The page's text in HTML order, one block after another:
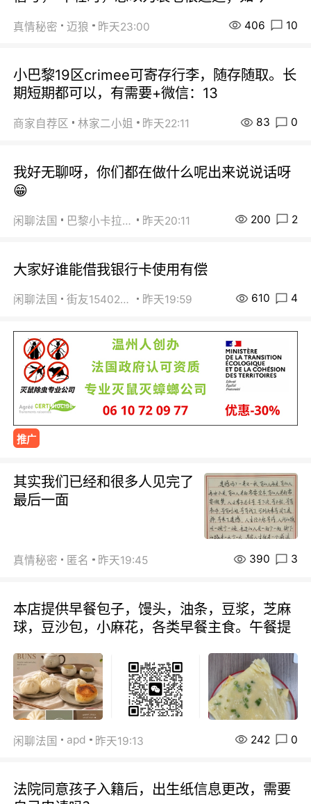
真情秘密 迈狼 昨天23:00 406 10
小巴黎19区crimee可寄存行李，随存随取。长
期短期都可以，有需要+微信：13
商家自荐区 林家二小姐 昨天22:11 83 0
我好无聊呀，你们都在做什么呢出来说说话呀
😁
闲聊法国 巴黎小卡拉咪 昨天20:11 200 2
大家好谁能借我银行卡使用有偿
闲聊法国 街友15402223 昨天19:59 610 4
推广
其实我们已经和很多人见完了
最后一面
真情秘密 匿名 昨天19:45 390 3
本店提供早餐包子，馒头，油条，豆浆，芝麻
球，豆沙包，小麻花，各类早餐主食。午餐提
闲聊法国 apd 昨天19:13 242 0
法院同意孩子入籍后，出生纸信息更改，需要